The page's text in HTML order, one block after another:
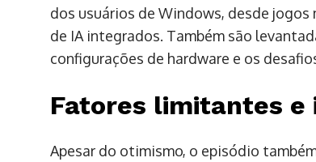
dos usuários de Windows, desde
de IA integrados. Também são
configurações de hardware e os
Fatores limitantes e
Apesar do otimismo, o episódio